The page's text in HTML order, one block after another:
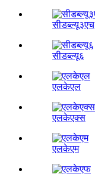
सीडब्ल्यू३एच
सीडब्ल्यू६
एलकेएल
एलकेएक्स
एलकेएम